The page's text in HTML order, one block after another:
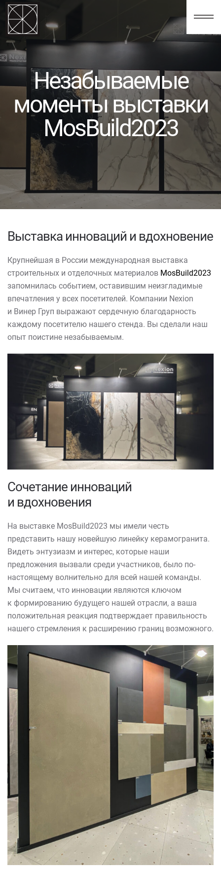
123
Незабываемые
моменты выставки
MosBuild2023
Выставка инноваций и вдохновение
Крупнейшая в России международная выставка
строительных и отделочных материалов MosBuild2023
запомнилась событием, оставившим неизгладимые
впечатления у всех посетителей. Компании Nexion
и Винер Груп выражают сердечную благодарность
каждому посетителю нашего стенда. Вы сделали наш
опыт поистине незабываемым.
Сочетание инноваций
и вдохновения
На выставке MosBuild2023 мы имели честь
представить нашу новейшую линейку керамогранита.
Видеть энтузиазм и интерес, которые наши
предложения вызвали среди участников, было по-
настоящему волнительно для всей нашей команды.
Мы считаем, что инновации являются ключом
к формированию будущего нашей отрасли, а ваша
положительная реакция подтверждает правильность
нашего стремления к расширению границ возможного.